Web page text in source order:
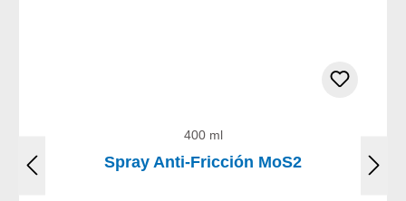
400 ml
Spray Anti-Fricción MoS2